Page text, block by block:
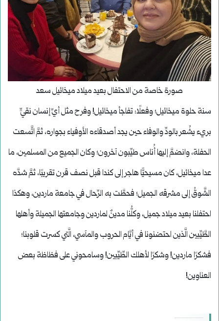
صورة خاصة من الاحتفال بعيد ميلاد ميخائيل سعد
سنة حلوة ميخائيل؛ وفعلًا: تفاجأ ميخائيل! وفرح مثل أيِّ إنسان نقيٍّ
بريء يشُعر بالودِّ والوفاء حين يجد أصدقاءه الأوفياء بجواره، ثمَّ اتَّسعت
الحفلة، وانضمَّ إليها أُناس طيِّبون آخرون؛ وكان الجميع من المسلمين، ما
عدا ميخائيل، كان مسيحيًّا هاجر إلى كندا قبل نصف قرن تقريبًا، ثمَّ شدَّه
الشَّوقُ إلى مشرقه الجميل؛ فحطَّت به الرِّحال في جامعة ماردين، وهكذا
احتفلنا بعيد ميلاد جميل، وكلُّنا مدينٌ لماردين وجامعتها الجميلة وأهلها
الطَّيِّبين الَّذين احتضنونا في أيَّام الحروب والمآسي، الَّتي كسرت قلوبنا؛
فشكرًا ماردين! وشكرًا لأهلك الطِّيِّبين! وسامحوني على فظاظة بعض
العناوين!